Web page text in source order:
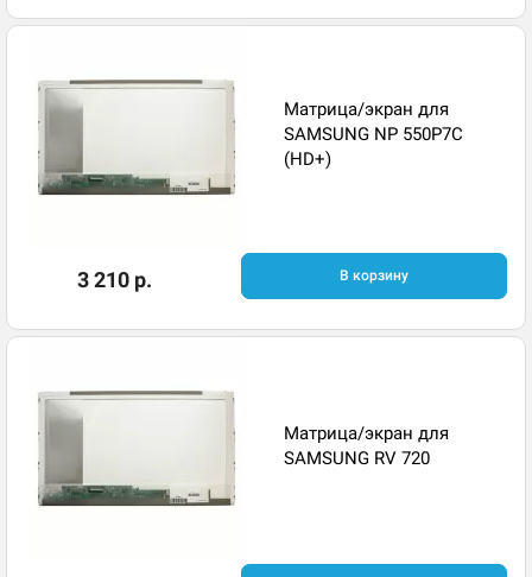
Матрица/экран для
SAMSUNG NP 550P7C
(HD+)
3 210 р. В корзину
Матрица/экран для
SAMSUNG RV 720